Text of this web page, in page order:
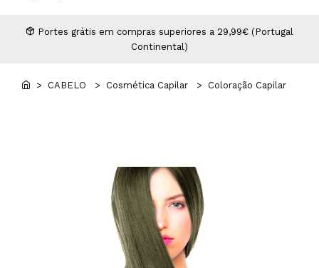
MAN WORLD - Espaço Homem
Professional Wear
Maquilhagem Profissional
Portes grátis em compras superiores a 29,99€ (Portugal
Continental)
> CABELO > Cosmética Capilar > Coloração Capilar